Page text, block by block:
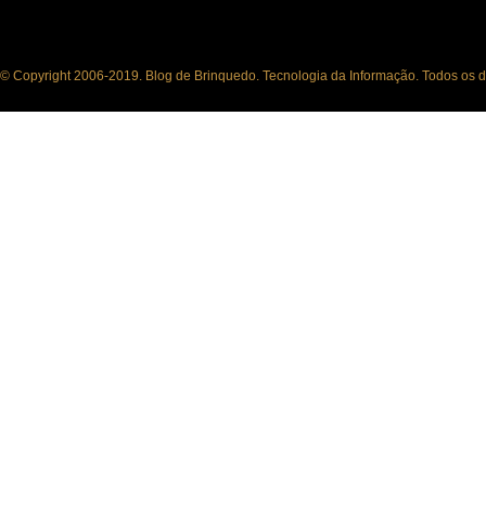
© Copyright 2006-2019. Blog de Brinquedo. Tecnologia da Informação. Todos os